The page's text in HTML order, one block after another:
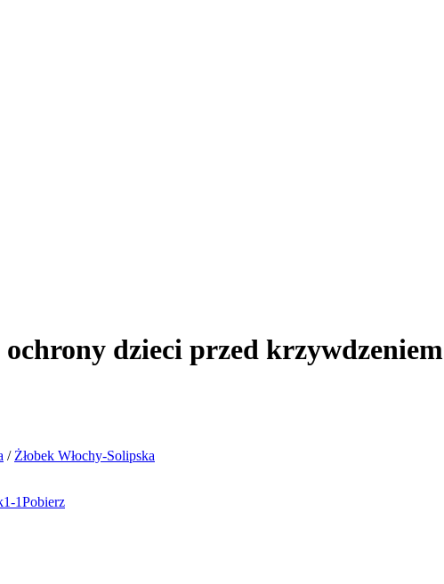
dzieci przed krzywdzeniem
/ Żłobek Włochy-Solipska
1Pobierz